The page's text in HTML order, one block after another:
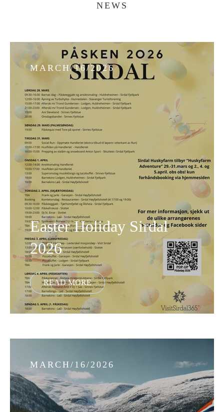
NEWS
MARCH/16/2026
Easter Holiday Sirdal
2026
MARCH/16/2026